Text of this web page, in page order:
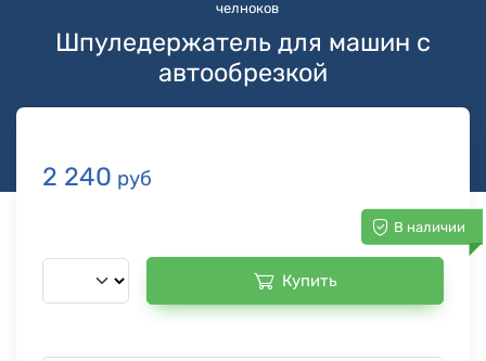
челноков
Шпуледержатель для машин с
автообрезкой
2 240 руб
В наличии
Купить